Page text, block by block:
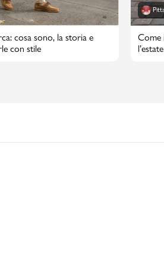
cosa sono, la storia e
con stile
Come
l’estate